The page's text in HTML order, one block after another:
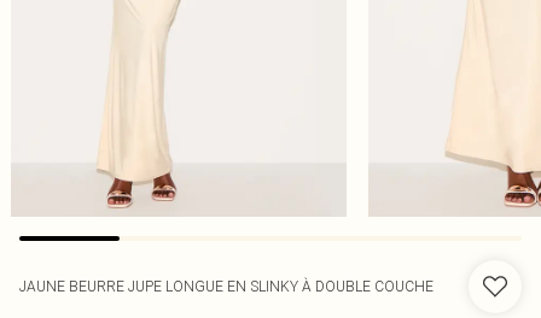
JAUNE BEURRE JUPE LONGUE EN SLINKY À DOUBLE COUCHE